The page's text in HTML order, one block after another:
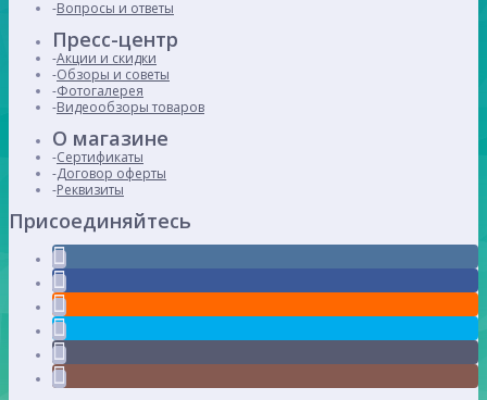
Вопросы и ответы
Пресс-центр
Акции и скидки
Обзоры и советы
Фотогалерея
Видеообзоры товаров
О магазине
Сертификаты
Договор оферты
Реквизиты
Присоединяйтесь